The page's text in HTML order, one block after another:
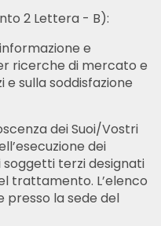
2 Lettera - B):
e
ricerche di mercato e
e sulla soddisfazione
dei Suoi/Vostri
dei
terzi designati
trattamento. L’elenco
presso la sede del